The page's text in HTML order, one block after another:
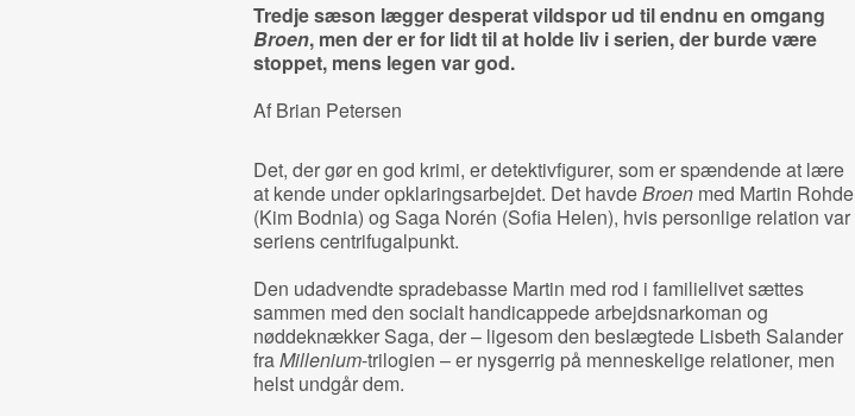
Tredje sæson lægger desperat vildspor ud til endnu en omgang
Broen, men der er for lidt til at holde liv i serien, der burde være
stoppet, mens legen var god.
Af Brian Petersen
Det, der gør en god krimi, er detektivfigurer, som er spændende at lære
at kende under opklaringsarbejdet. Det havdeBroen med Martin Rohde
(Kim Bodnia) og Saga Norén (Sofia Helen), hvis personlige relation var
seriens centrifugalpunkt.
Den udadvendte spradebasse Martin med rod i familielivet sættes
sammen med den socialt handicappede arbejdsnarkoman og
nøddeknækker Saga, der – ligesom den beslægtede Lisbeth Salander
fraMillenium-trilogien – er nysgerrig på menneskelige relationer, men
helst undgår dem.